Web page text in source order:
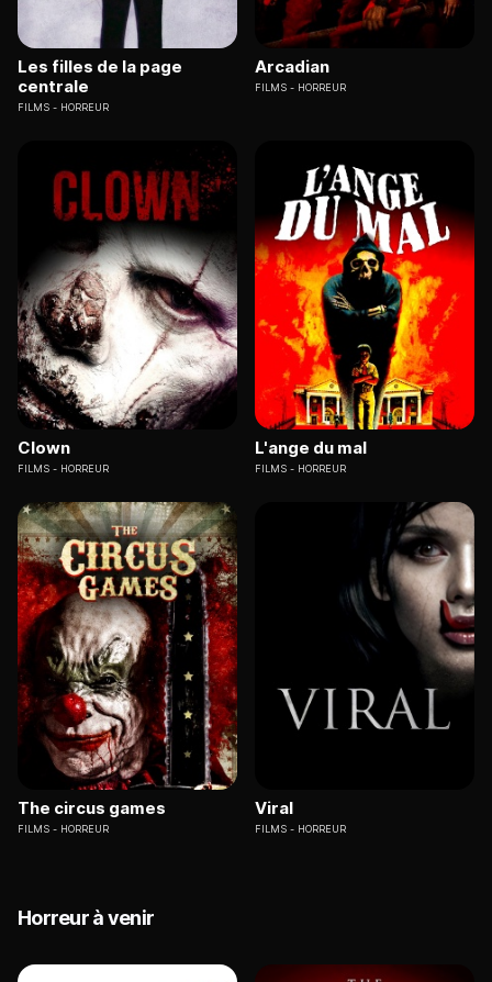
Les filles de la page
centrale
FILMS HORREUR
Arcadian
FILMS HORREUR
Clown
FILMS HORREUR
L'ange du mal
FILMS HORREUR
The circus games
FILMS HORREUR
Viral
FILMS HORREUR
Horreur à venir